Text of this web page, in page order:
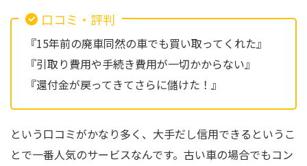
口コミ・評判
『15年前の廃車同然の車でも買い取ってくれた』
『引取り費用や手続き費用が一切かからない』
『還付金が戻ってきてさらに儲けた！』
という口コミがかなり多く、大手だし信用できるというこ
とで一番人気のサービスなんです。古い車の場合でもコン